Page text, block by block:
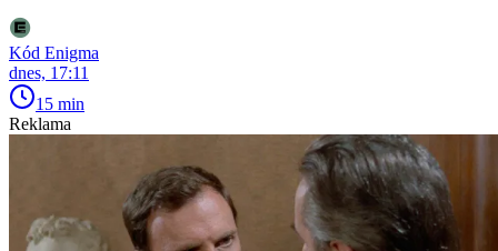
Kód Enigma
dnes, 17:11
15 min
Reklama